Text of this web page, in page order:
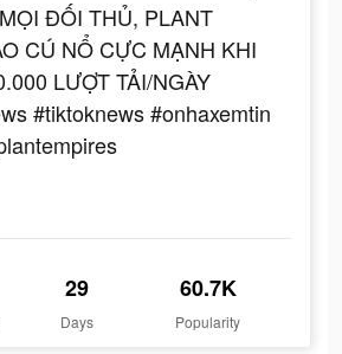
ĐỐI THỦ, PLANT
CÚ NỔ CỰC MẠNH KHI
LƯỢT TẢI/NGÀY
#tiktoknews #onhaxemtin
29
Days
60.7K
Popularity